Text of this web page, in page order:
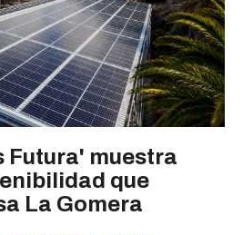
Futura' muestra
que
La Gomera